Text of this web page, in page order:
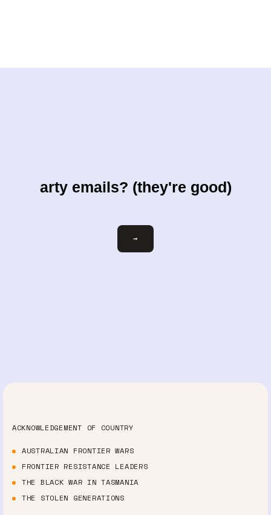
arty emails? (they're good)
ihre-
→
ACKNOWLEDGEMENT OF COUNTRY
AUSTRALIAN FRONTIER WARS
FRONTIER RESISTANCE LEADERS
THE BLACK WAR IN TASMANIA
THE STOLEN GENERATIONS